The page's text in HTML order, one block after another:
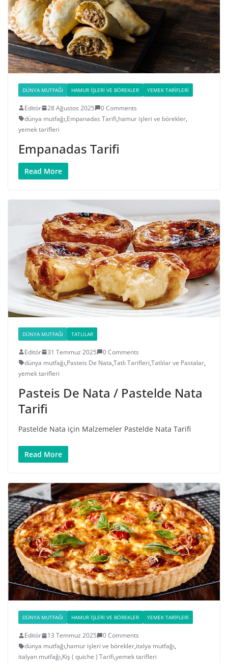
DÜNYA MUTFAĞI HAMUR İŞLERI VE BÖREKLER YEMEK TARIFLERI
Editör 28 Ağustos 2025
0 Comments
dünya mutfağı,Empanadas Tarifi,hamur işleri ve börekler,
yemek tarifleri
Empanadas Tarifi
Read More
DÜNYA MUTFAĞI TATLILAR
Editör 31 Temmuz 2025
0 Comments
dünya mutfağı,Pasteis De Nata,Tatlı Tarifleri,Tatlılar ve Pastalar,
yemek tarifleri
Pasteis De Nata / Pastelde Nata
Tarifi
Pastelde Nata için Malzemeler Pastelde Nata Tarifi
Read More
DÜNYA MUTFAĞI HAMUR İŞLERI VE BÖREKLER YEMEK TARIFLERI
Editör 13 Temmuz 2025
0 Comments
dünya mutfağı,hamur işleri ve börekler,italya mutfağı,
italyan mutfağı,Kiş ( quiche ) Tarifi,yemek tarifleri